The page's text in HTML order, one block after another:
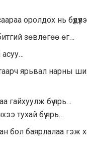
оролдох нь
зөвлөгөө өг…
асуу…
ярьвал нарны
гайхуулж бүү ярь…
тухай бүү ярь…
бол баярлалаа гэж